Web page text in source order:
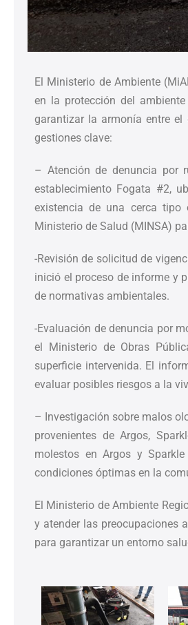
El Ministerio de Ambiente
en la protección del
garantizar la armonía entre el
gestiones clave:
– Atención de denuncia por
establecimiento Fogata #2,
existencia de una cerca
Ministerio de Salud (MINSA)
-Revisión de solicitud de
inició el proceso de informe y
de normativas ambientales.
-Evaluación de denuncia por
el Ministerio de Obras
superficie intervenida. El
evaluar posibles riesgos a la
– Investigación sobre malos
provenientes de Argos,
molestos en Argos y
condiciones óptimas en la
El Ministerio de Ambiente
y atender las preocupaciones
para garantizar un entorno